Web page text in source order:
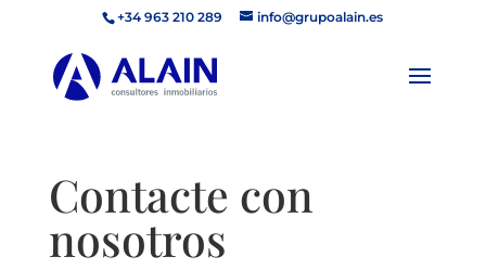
+34 963 210 289 info@grupoalain.es
Contacte con
nosotros